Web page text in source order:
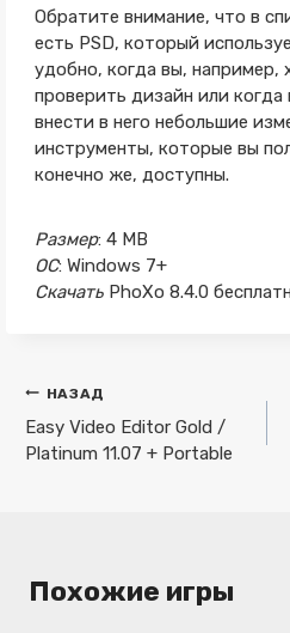
Обратите внимание, что в
есть PSD, который
удобно, когда вы, например,
проверить дизайн или
внести в него небольшие
инструменты, которые вы
конечно же, доступны.
Размер: 4 MB
ОС: Windows 7+
Скачать PhoXo 8.4.0
Навигация
по
записям
НАЗАД
Easy Video Editor Gold /
Platinum 11.07 + Portable
Похожие игры